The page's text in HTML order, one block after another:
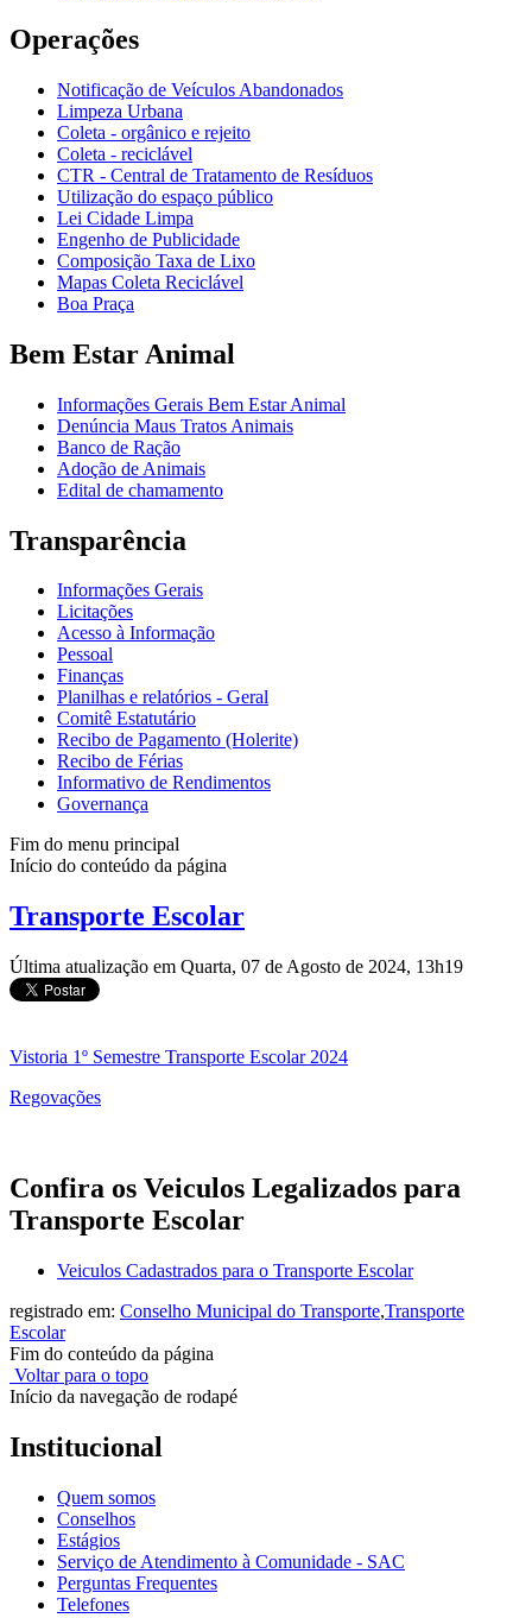
Operações
Notificação de Veículos Abandonados
Limpeza Urbana
Coleta - orgânico e rejeito
Coleta - reciclável
CTR - Central de Tratamento de Resíduos
Utilização do espaço público
Lei Cidade Limpa
Engenho de Publicidade
Composição Taxa de Lixo
Mapas Coleta Reciclável
Boa Praça
Bem Estar Animal
Informações Gerais Bem Estar Animal
Denúncia Maus Tratos Animais
Banco de Ração
Adoção de Animais
Edital de chamamento
Transparência
Informações Gerais
Licitações
Acesso à Informação
Pessoal
Finanças
Planilhas e relatórios - Geral
Comitê Estatutário
Recibo de Pagamento (Holerite)
Recibo de Férias
Informativo de Rendimentos
Governança
Fim do menu principal
Início do conteúdo da página
Transporte Escolar
Última atualização em Quarta, 07 de Agosto de 2024, 13h19
Vistoria 1º Semestre Transporte Escolar 2024
Regovações
Confira os Veiculos Legalizados para
Transporte Escolar
Veiculos Cadastrados para o Transporte Escolar
registrado em: Conselho Municipal do Transporte,Transporte
Escolar
Fim do conteúdo da página
Voltar para o topo
Início da navegação de rodapé
Institucional
Quem somos
Conselhos
Estágios
Serviço de Atendimento à Comunidade - SAC
Perguntas Frequentes
Telefones